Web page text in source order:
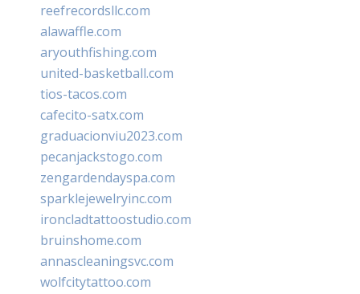
reefrecordsllc.com
alawaffle.com
aryouthfishing.com
united-basketball.com
tios-tacos.com
cafecito-satx.com
graduacionviu2023.com
pecanjackstogo.com
zengardendayspa.com
sparklejewelryinc.com
ironcladtattoostudio.com
bruinshome.com
annascleaningsvc.com
wolfcitytattoo.com